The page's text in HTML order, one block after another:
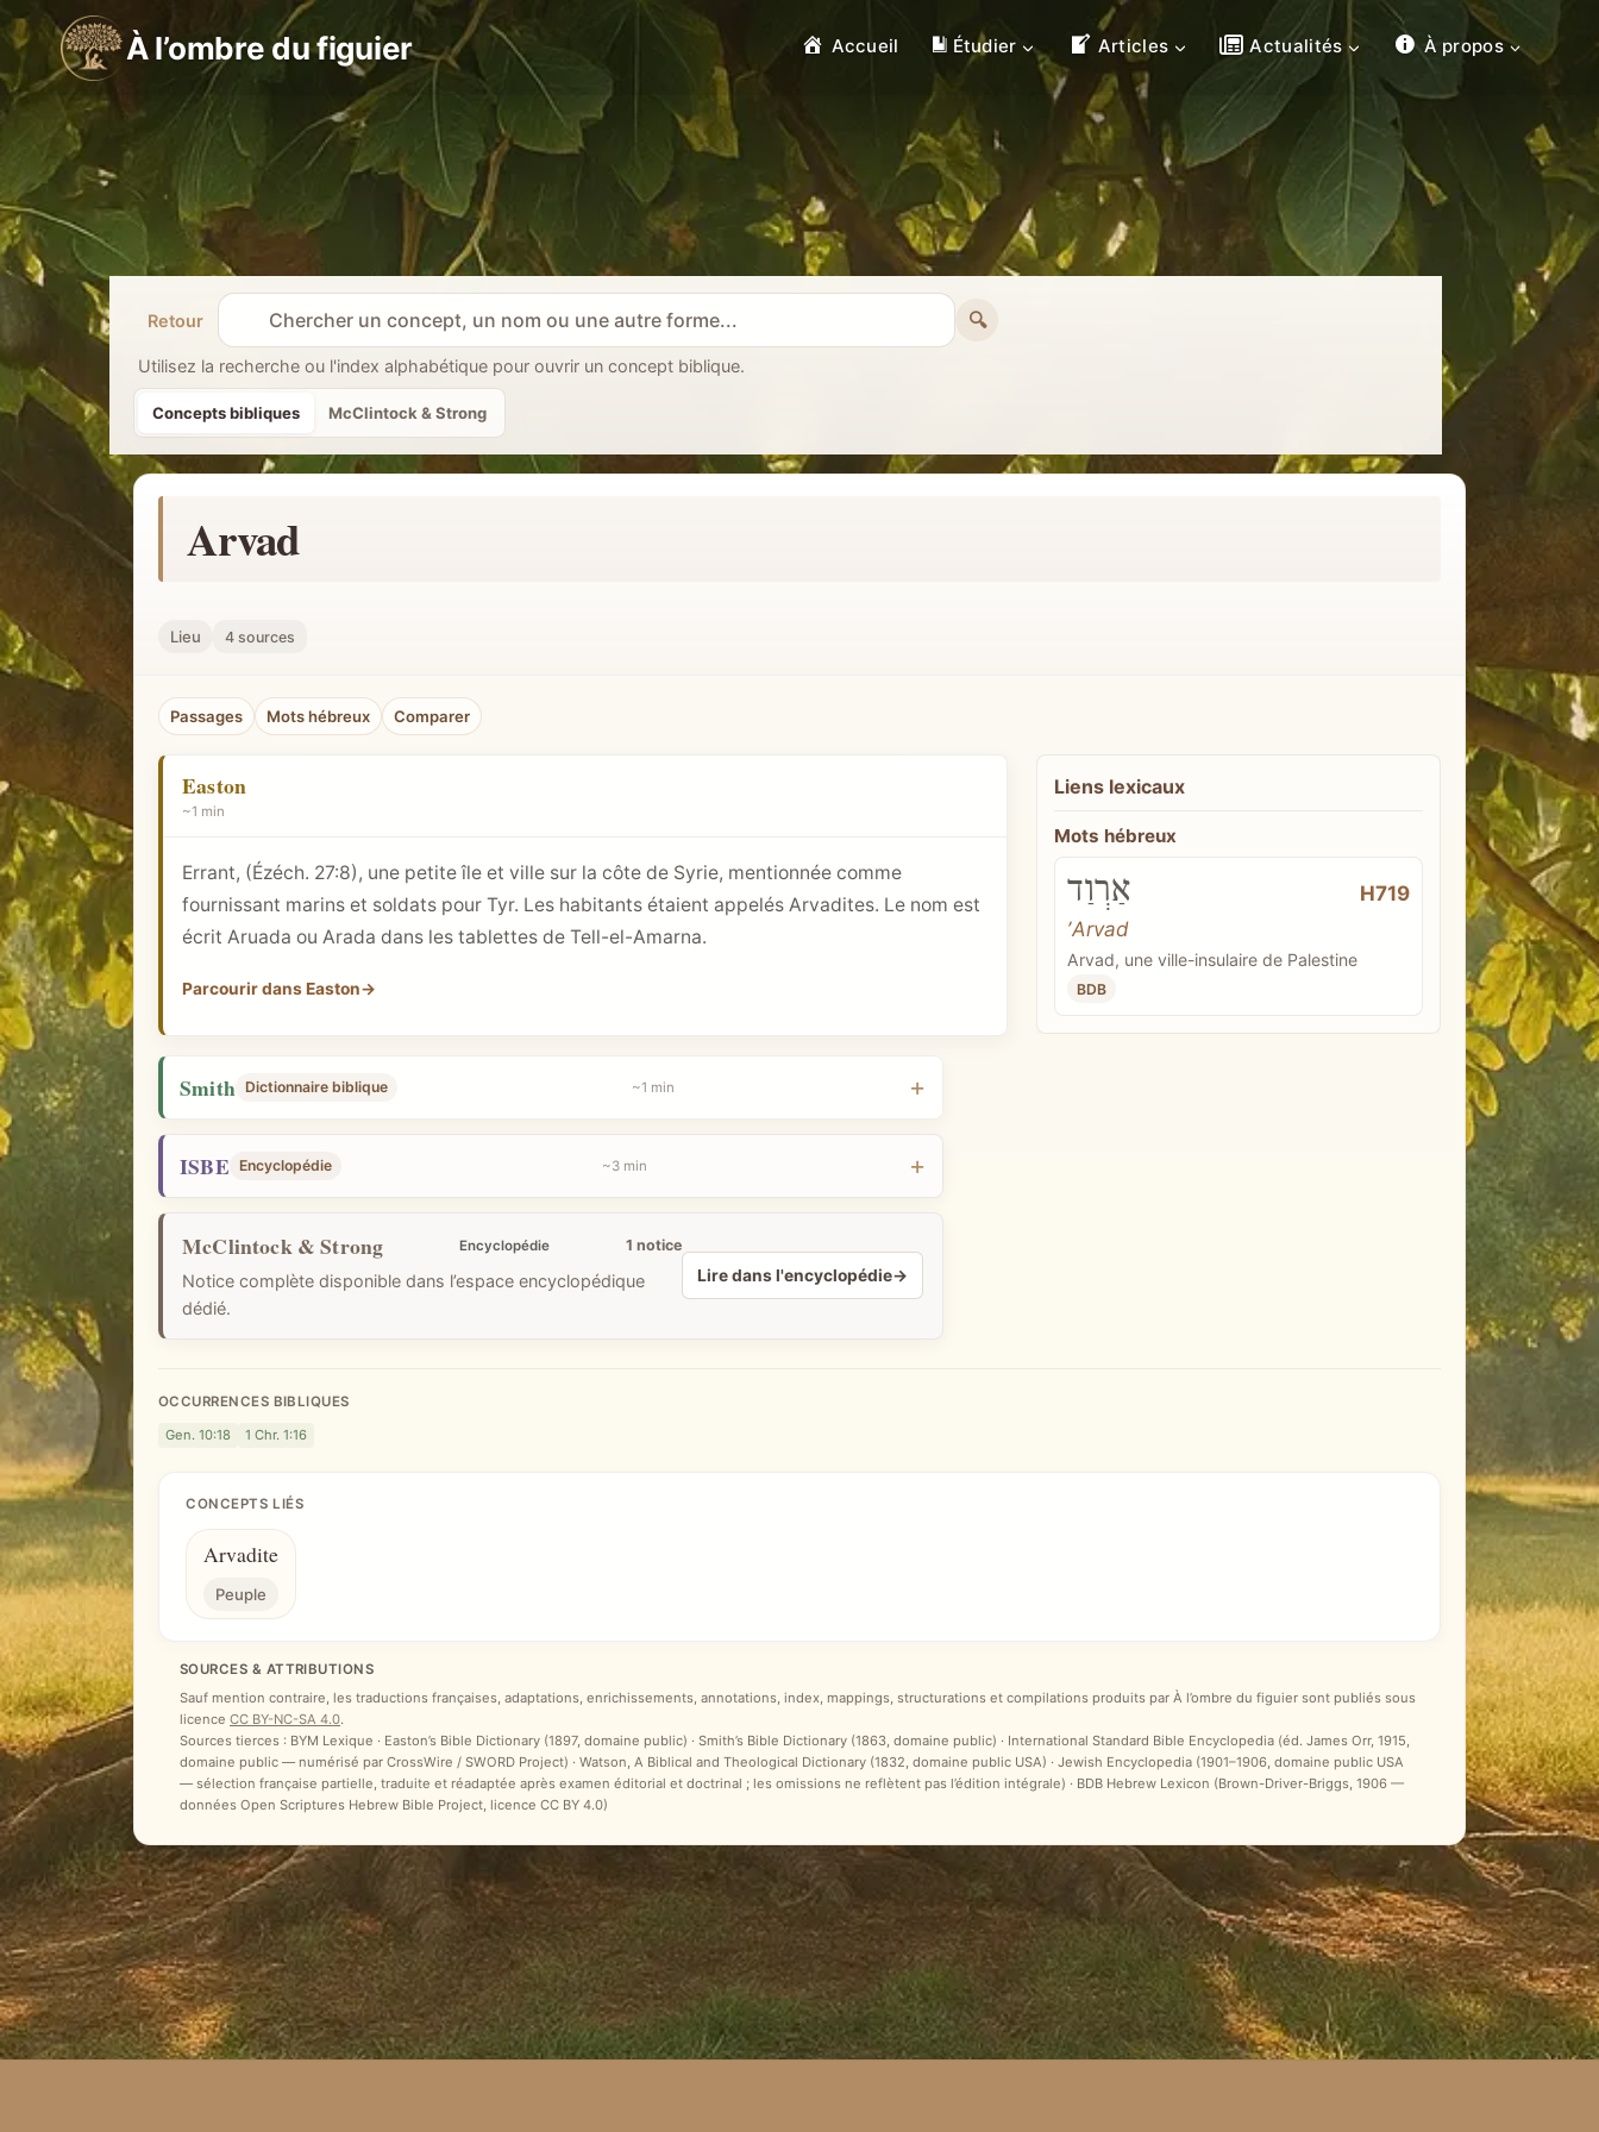
Aller
au
contenu
À l’ombre du figuier Accueil Étudier Articles Actualités À propos
Retour
R
e
e
h
c
n
c
p
t
b
u
e
🔍
Utilisez la recherche ou l'index alphabétique pour ouvrir un concept biblique.
Concepts bibliques McClintock & Strong
Arvad
Lieu 4 sources
Passages Mots hébreux Comparer
Liens lexicaux
Mots hébreux
אַרְוַד
H719
ʼArvad
Arvad, une ville-insulaire de Palestine
BDB
Easton
~1 min
Errant, (Ézéch. 27:8), une petite île et ville sur la côte de Syrie, mentionnée comme
fournissant marins et soldats pour Tyr. Les habitants étaient appelés Arvadites. Le nom est
écrit Aruada ou Arada dans les tablettes de Tell-el-Amarna.
Parcourir dans Easton→
Smith Dictionnaire biblique ~1 min
ISBE Encyclopédie ~3 min
McClintock & Strong Encyclopédie 1 notice
Notice complète disponible dans l’espace encyclopédique
dédié.
Lire dans l'encyclopédie→
OCCURRENCES BIBLIQUES
Gen. 10:18
1 Chr. 1:16
CONCEPTS LIÉS
Arvadite
Peuple
SOURCES & ATTRIBUTIONS
Sauf mention contraire, les traductions françaises, adaptations, enrichissements, annotations, index, mappings, structurations et compilations produits par À l’ombre du figuier sont publiés sous
licence CC BY-NC-SA 4.0.
Sources tierces : BYM Lexique · Easton’s Bible Dictionary (1897, domaine public) · Smith’s Bible Dictionary (1863, domaine public) · International Standard Bible Encyclopedia (éd. James Orr, 1915,
domaine public — numérisé par CrossWire / SWORD Project) · Watson, A Biblical and Theological Dictionary (1832, domaine public USA) · Jewish Encyclopedia (1901–1906, domaine public USA
— sélection française partielle, traduite et réadaptée après examen éditorial et doctrinal ; les omissions ne reflètent pas l’édition intégrale) · BDB Hebrew Lexicon (Brown-Driver-Briggs, 1906 —
données Open Scriptures Hebrew Bible Project, licence CC BY 4.0)